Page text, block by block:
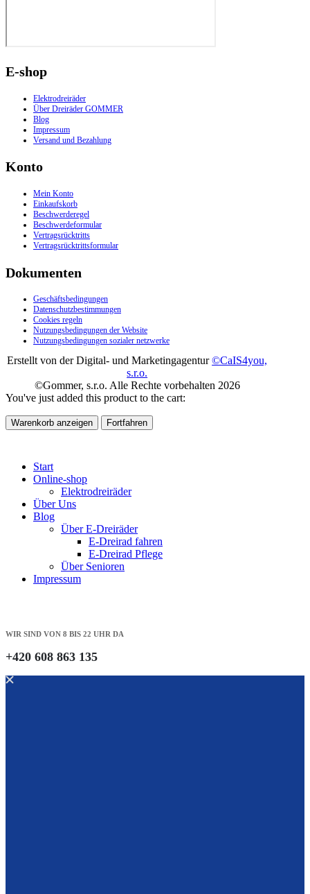
E-shop
Elektrodreiräder
Über Dreiräder GOMMER
Blog
Impressum
Versand und Bezahlung
Konto
Mein Konto
Einkaufskorb
Beschwerderegel
Beschwerdeformular
Vertragsrücktritts
Vertragsrücktrittsformular
Dokumenten
Geschäftsbedingungen
Datenschutzbestimmungen
Cookies regeln
Nutzungsbedingungen der Website
Nutzungsbedingungen sozialer netzwerke
Erstellt von der Digital- und Marketingagentur©CaIS4you,
s.r.o.
©Gommer, s.r.o. Alle Rechte vorbehalten 2026
You've just added this product to the cart:
Warenkorb anzeigen Fortfahren
Start
Online-shop
Elektrodreiräder
Über Uns
Blog
Über E-Dreiräder
E-Dreirad fahren
E-Dreirad Pflege
Über Senioren
Impressum
WIR SIND VON 8 BIS 22 UHR DA
+420 608 863 135